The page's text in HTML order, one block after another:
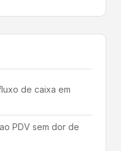
de caixa em
PDV sem dor de